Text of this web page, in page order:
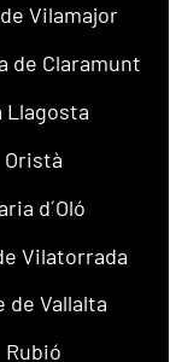
Vilamajor
de Claramunt
Llagosta
Oristà
d´Oló
Vilatorrada
de Vallalta
Rubió